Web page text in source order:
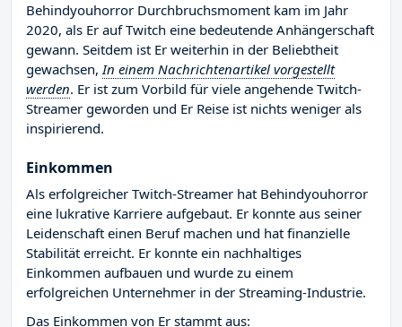
Behindyouhorror Durchbruchsmoment kam im Jahr
2020, als Er auf Twitch eine bedeutende Anhängerschaft
gewann. Seitdem ist Er weiterhin in der Beliebtheit
gewachsen,In einem Nachrichtenartikel vorgestellt
werden. Er ist zum Vorbild für viele angehende Twitch-
Streamer geworden und Er Reise ist nichts weniger als
inspirierend.
Einkommen
Als erfolgreicher Twitch-Streamer hat Behindyouhorror
eine lukrative Karriere aufgebaut. Er konnte aus seiner
Leidenschaft einen Beruf machen und hat finanzielle
Stabilität erreicht. Er konnte ein nachhaltiges
Einkommen aufbauen und wurde zu einem
erfolgreichen Unternehmer in der Streaming-Industrie.
Das Einkommen von Er stammt aus: